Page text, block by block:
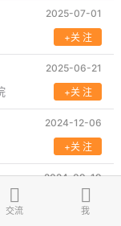
2025-07-01
+关 注
2025-06-21
+关 注
2024-12-06
+关 注
2024-09-19
+关 注
交流 我